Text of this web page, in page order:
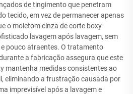
de tingimento que penetram
tecido, em vez de permanecer apenas
o moletom cinza de corte boxy
lavagem após lavagem, sem
pouco atraentes. O tratamento
a fabricação assegura que este
mantenha medidas consistentes ao
eliminando a frustração causada por
imprevisível após a lavagem e